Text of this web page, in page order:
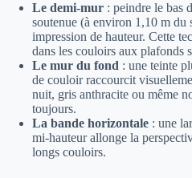
Le demi-mur : peindre le bas
soutenue (à environ 1,10 m du
impression de hauteur. Cette
dans les couloirs aux plafonds
Le mur du fond : une teinte
de couloir raccourcit
nuit, gris anthracite ou même
toujours.
La bande horizontale : une
mi-hauteur allonge la
longs couloirs.